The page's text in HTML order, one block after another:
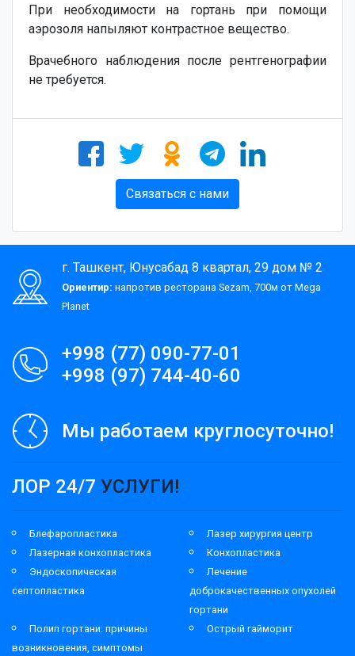
При необходимости на гортань при помощи
аэрозоля напыляют контрастное вещество.
Врачебного наблюдения после рентгенографии
не требуется.
Связаться с нами
г. Ташкент, Юнусабад 8 квартал, 29 дом № 2
Ориентир: напротив ресторана Sezam, 700м от Mega
Planet
+998 (77) 090-77-01
+998 (97) 744-40-60
Мы работаем круглосуточно!
ЛОР 24/7 УСЛУГИ!
Блефаропластика
Лазер хирургия центр
Лазерная конхопластика
Конхопластика
Эндоскопическая
септопластика
Лечение
доброкачественных опухолей
гортани
Полип гортани: причины
возникновения, симптомы
Острый гайморит